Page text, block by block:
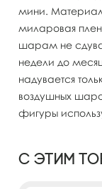
мини.
миларовая
шарам не
недели до
надувается
воздушных
фигуры
С этим